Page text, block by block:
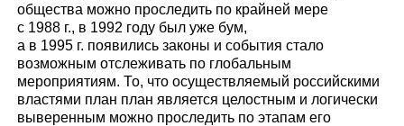
общества можно проследить по крайней мере
с 1988 г., в 1992 году был уже бум,
а в 1995 г. появились законы и события стало
возможным отслеживать по глобальным
мероприятиям. То, что осуществляемый российскими
властями план план является целостным и логически
выверенным можно проследить по этапам его